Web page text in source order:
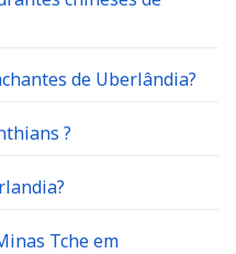
de Uberlândia?
?
Tche em